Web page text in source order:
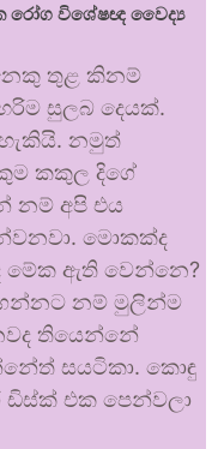
රෝග විශේෂඥ වෛද්‍ය
තුළ කිනම්
සුලබ දෙයක්.
නමුත්
කකුල දිගේ
නම් අපි එය
මොකක්ද
ඇති වෙන්නෙ?
ගන්නට නම් මුලින්ම
තියෙන්නේ
සයටිකා. කොඳු
එක පෙන්වලා